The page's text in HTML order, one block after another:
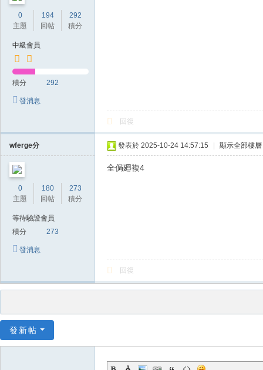
0
主題
194
回帖
292
積分
中級會員
積分 292
發消息
回復
wferge分
0
主題
180
回帖
273
積分
等待驗證會員
積分
273
發消息
發表於 2025-10-24 14:57:15 顯示全部樓層
全侷廻複4
回復
發新帖